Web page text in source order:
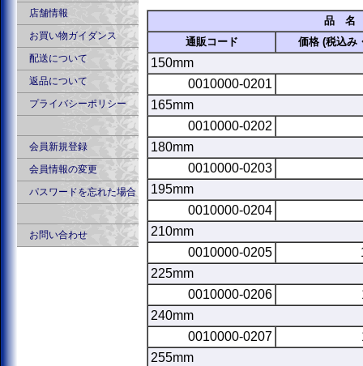
店舗情報
お買い物ガイダンス
配送について
返品について
プライバシーポリシー
会員新規登録
会員情報の変更
パスワードを忘れた場合
お問い合わせ
品 名
通販コード
価格 (税込み
150mm
0010000-0201
165mm
0010000-0202
180mm
0010000-0203
195mm
0010000-0204
210mm
0010000-0205
225mm
0010000-0206
240mm
0010000-0207
255mm